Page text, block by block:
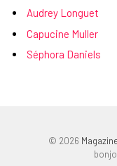
Audrey Longuet
Capucine Muller
Séphora Daniels
© 2026